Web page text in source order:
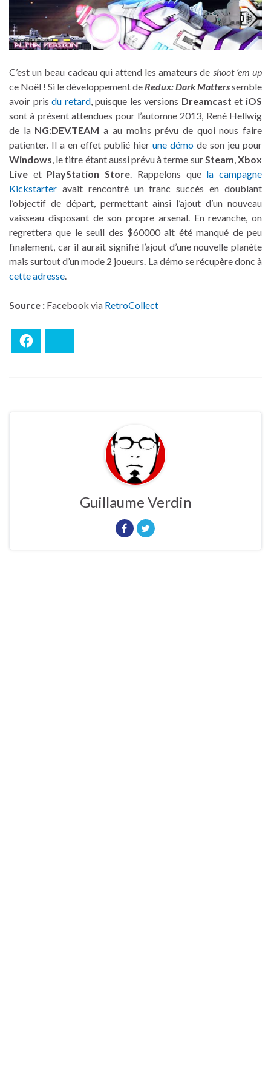
C’est un beau cadeau qui attend les amateurs de shoot ’em up
ce Noël ! Si le développement deRedux: Dark Matterssemble
avoir prisdu retard, puisque les versions Dreamcast et iOS
sont à présent attendues pour l’automne 2013, René Hellwig
de la NG:DEV.TEAM a au moins prévu de quoi nous faire
patienter. Il a en effet publié hier une démode son jeu pour
Windows, le titre étant aussi prévu à terme surSteam,Xbox
Live et PlayStation Store. Rappelons que la campagne
Kickstarter avait rencontré un franc succès en doublant
l’objectif de départ, permettant ainsi l’ajout d’un nouveau
vaisseau disposant de son propre arsenal. En revanche, on
regrettera que le seuil des $60000 ait été manqué de peu
finalement, car il aurait signifié l’ajout d’une nouvelle planète
mais surtout d’un mode 2 joueurs. La démo se récupère donc à
cette adresse.
Source : Facebook via RetroCollect
Guillaume Verdin